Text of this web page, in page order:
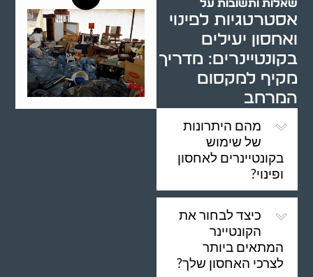
שאלות ותשובות על
אסטרטגיות לפינוי
ואחסון יעילים
בקונטיינרים: מדריך
מקיף למקסום
המרחב
מהם היתרונות
של שימוש
בקונטיינרים לאחסון
ופינוי?
כיצד לבחור את
הקונטיינר
המתאים ביותר
לצרכי האחסון שלך?